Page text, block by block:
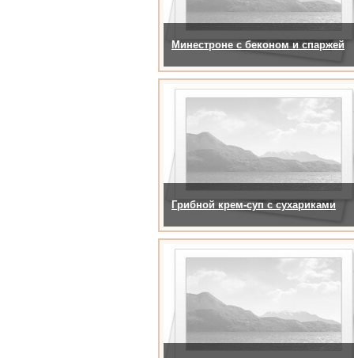
Минестроне с беконом и спаржей
Грибной крем-суп с сухариками